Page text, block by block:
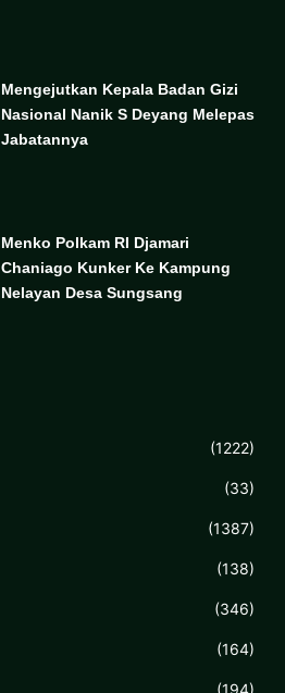
Mengejutkan Kepala Badan Gizi
Nasional Nanik S Deyang Melepas
Jabatannya
Menko Polkam RI Djamari
Chaniago Kunker Ke Kampung
Nelayan Desa Sungsang
(1222)
(33)
(1387)
(138)
(346)
(164)
(194)